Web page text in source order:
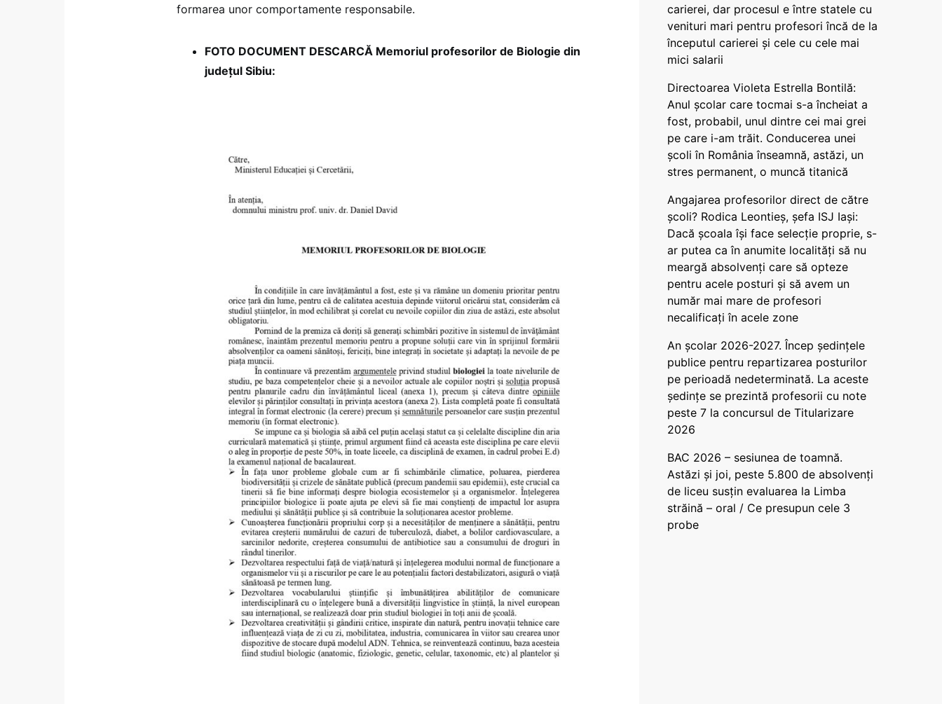
formarea unor comportamente responsabile.
FOTO DOCUMENT DESCARCĂ Memoriul profesorilor de Biologie din
județul Sibiu:
carierei, dar procesul e între statele cu
venituri mari pentru profesori încă de la
începutul carierei și cele cu cele mai
mici salarii
Directoarea Violeta Estrella Bontilă:
Anul școlar care tocmai s-a încheiat a
fost, probabil, unul dintre cei mai grei
pe care i-am trăit. Conducerea unei
școli în România înseamnă, astăzi, un
stres permanent, o muncă titanică
Angajarea profesorilor direct de către
școli? Rodica Leontieș, șefa ISJ Iași:
Dacă școala își face selecție proprie, s-
ar putea ca în anumite localități să nu
meargă absolvenți care să opteze
pentru acele posturi și să avem un
număr mai mare de profesori
necalificați în acele zone
An școlar 2026-2027. Încep ședințele
publice pentru repartizarea posturilor
pe perioadă nedeterminată. La aceste
ședințe se prezintă profesorii cu note
peste 7 la concursul de Titularizare
2026
BAC 2026 – sesiunea de toamnă.
Astăzi și joi, peste 5.800 de absolvenți
de liceu susțin evaluarea la Limba
străină – oral / Ce presupun cele 3
probe